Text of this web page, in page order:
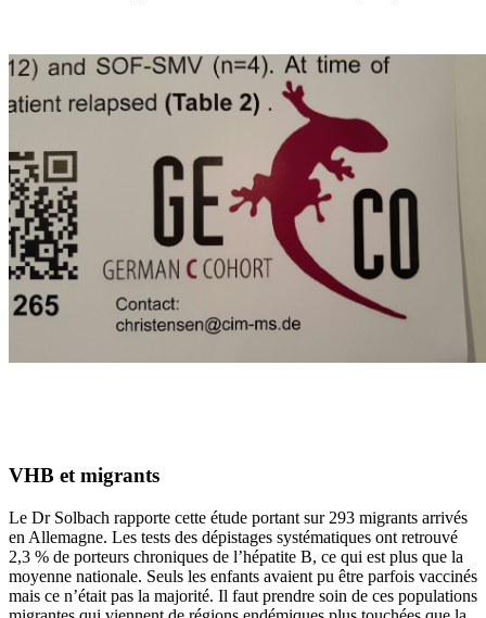
VHB et migrants
Le Dr Solbach rapporte cette étude portant sur 293 migrants arrivés
en Allemagne. Les tests des dépistages systématiques ont retrouvé
2,3 % de porteurs chroniques de l’hépatite B, ce qui est plus que la
moyenne nationale. Seuls les enfants avaient pu être parfois vaccinés
mais ce n’était pas la majorité. Il faut prendre soin de ces populations